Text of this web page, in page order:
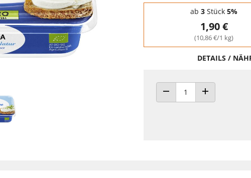
Staffelpreise - Mengenrabatt
ab 3 Stück 5%
1,90 €
(10,86 €/1 kg)
DETAILS /
ANZAHL VERRINGERN
ANZAHL